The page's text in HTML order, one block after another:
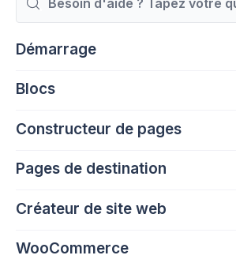
Démarrage
Blocs
Constructeur de pages
Pages de destination
Créateur de site web
WooCommerce